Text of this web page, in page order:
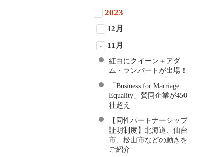
- 2023
+ 12月
- 11月
紅白にクイーン＋アダ
ム・ランバートが出場！
「Business for Marriage
Equality」賛同企業が450
社超え
【同性パートナーシップ
証明制度】北海道、仙台
市、松山市などの動きを
ご紹介